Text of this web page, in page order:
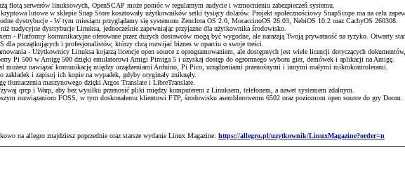
flotą serwerów linuksowych, OpenSCAP może pomóc w regularnym audycie i wzmocnieniu zabezpieczeń systemu.
kryptowa lutowe w sklepie Snap Store kosztowały użytkowników setki tysięcy dolarów. Projekt społecznościowy SnapScope ma na celu
dystrybucje - W tym miesiącu przyglądamy się systemom Zenclora OS 2.0, MocaccinoOS 26.03, NebiOS 10.2 oraz CachyOS 260308.
tradycyjne dystrybucje Linuksa, jednocześnie zapewniając przyjazne dla użytkownika środowisko.
- Platformy komunikacyjne oferowane przez dużych dostawców mogą być wygodne, ale narażają Twoją prywatność na ryzyko. Otwarty
dla początkujących i profesjonalistów, którzy chcą rozwijać biznes w oparciu o swoje treści.
- Użytkownicy Linuksa kojarzą licencje open source z oprogramowaniem, ale dostępnych jest wiele licencji dotyczących
Pi 500 w Amigę 500 dzięki emulatorowi Amigi Pimiga 5 i uzyskaj dostęp do ogromnego wyboru gier, demówek i aplikacji na Amigę.
możesz nawiązać komunikację między urządzeniami Arduino, Pi Pico, urządzeniami przenośnymi i innymi małymi mikrokontrolerami.
i zapisuj ich kopie na wypadek, gdyby oryginały zniknęły.
tłumaczenia maszynowego dzięki Argos Translate i LibreTranslate.
qrcp i Warp, aby bez wysiłku przenosić pliki między komputerem z Linuksem, telefonem, a nawet systemem zdalnym.
rozwiązaniom FOSS, w tym doskonałemu klientowi FTP, środowisku asemblerowemu 6502 oraz poziomom open source do gry Doom.
na allegro znajdziesz poprzednie oraz starsze wydanie Linux Magazine: https://allegro.pl/uzytkownik/LinuxMagazine?order=n